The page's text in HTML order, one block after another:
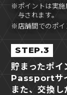
※ポイントは実施
与されます。
※店舗間でのポイ
STEP.3
貯まったポ
Passportサ
また、交換